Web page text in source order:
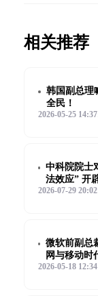
相关推荐
韩国副总理
全民！
2026-05-25
中科院院士
法效应” 开
2026-07-29
微软前副总
网与移动时
2026-05-18